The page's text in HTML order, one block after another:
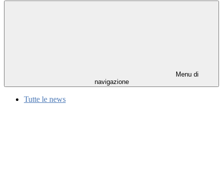
Menu di
navigazione
Tutte le news